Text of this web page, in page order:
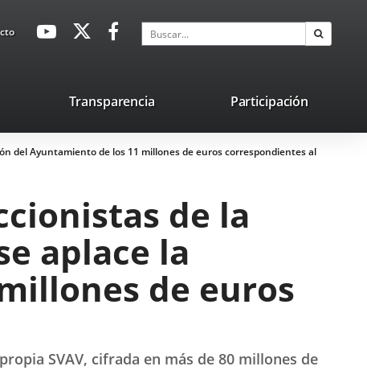
avaHeaderSocial
Enlace
externa.
Enlace
aplicación
externa.
Enlace
aplicación
externa.
Buscar
Transparencia Participación
del Ayuntamiento de los 11 millones de euros correspondientes al
de la
aplace la
de euros
SVAV, cifrada en más de 80 millones de